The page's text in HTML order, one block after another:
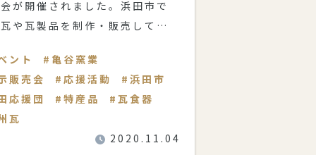
が開催されました。浜田市で
や瓦製品を制作・販売してい
ント
亀谷窯業
販売会
応援活動
浜田市
応援団
特産品
瓦食器
瓦
2020.11.04